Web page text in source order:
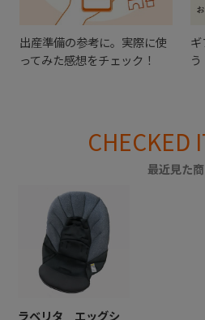
出産準備の参考に。実際に使
ってみた感想をチェック！
ギ
う
CHECKED
最近見た
ラベリタ エッグシ